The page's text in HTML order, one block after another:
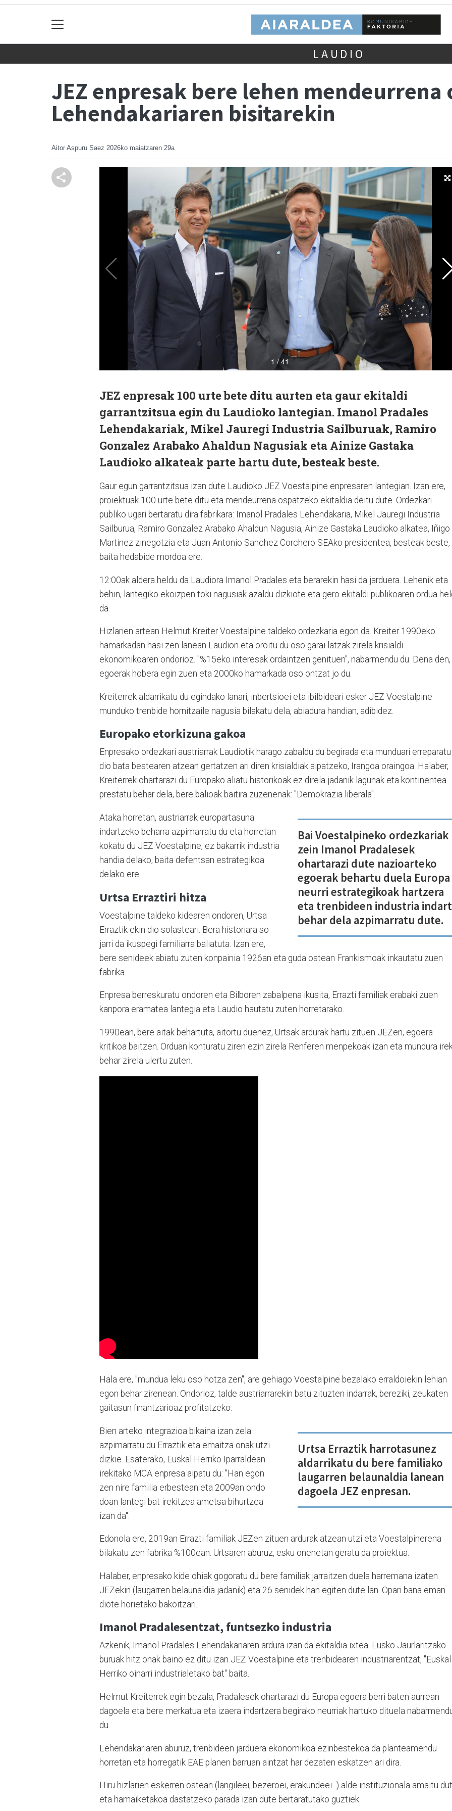
LAUDIO
JEZ enpresak bere lehen mendeurrena
Lehendakariaren bisitarekin
Aitor Aspuru Saez 2026ko maiatzaren 29a
JEZ enpresak 100 urte bete ditu aurten eta gaur ekitaldi
garrantzitsua egin du Laudioko lantegian. Imanol Pradales
Lehendakariak, Mikel Jauregi Industria Sailburuak, Ramiro
Gonzalez Arabako Ahaldun Nagusiak eta Ainize Gastaka
Laudioko alkateak parte hartu dute, besteak beste.
Gaur egun garrantzitsua izan dute Laudioko JEZ Voestalpine enpresaren lantegian. Izan ere,
proiektuak 100 urte bete ditu eta mendeurrena ospatzeko ekitaldia deitu dute. Ordezkari
publiko ugari bertaratu dira fabrikara: Imanol Pradales Lehendakaria, Mikel Jauregi Industria
Sailburua, Ramiro Gonzalez Arabako Ahaldun Nagusia, Ainize Gastaka Laudioko alkatea, Iñigo
Martinez zinegotzia eta Juan Antonio Sanchez Corchero SEAko presidentea, besteak beste,
baita hedabide mordoa ere.
12:00ak aldera heldu da Laudiora Imanol Pradales eta berarekin hasi da jarduera. Lehenik eta
behin, lantegiko ekoizpen toki nagusiak azaldu dizkiote eta gero ekitaldi publikoaren ordua
da.
Hizlarien artean Helmut Kreiter Voestalpine taldeko ordezkaria egon da. Kreiter 1990eko
hamarkadan hasi zen lanean Laudion eta oroitu du oso garai latzak zirela krisialdi
ekonomikoaren ondorioz. "%15eko interesak ordaintzen genituen", nabarmendu du. Dena den,
egoerak hobera egin zuen eta 2000ko hamarkada oso ontzat jo du.
Kreiterrek aldarrikatu du egindako lanari, inbertsioei eta ibilbideari esker JEZ Voestalpine
munduko trenbide hornitzaile nagusia bilakatu dela, abiadura handian, adibidez.
Europako etorkizuna gakoa
Enpresako ordezkari austriarrak Laudiotik harago zabaldu du begirada eta munduari erreparatu
dio bata bestearen atzean gertatzen ari diren krisialdiak aipatzeko, Irangoa oraingoa. Halaber,
Kreiterrek ohartarazi du Europako aliatu historikoak ez direla jadanik lagunak eta kontinentea
prestatu behar dela, bere balioak baitira zuzenenak: "Demokrazia liberala".
Bai Voestalpineko ordezkariak
zein Imanol Pradalesek
ohartarazi dute nazioarteko
egoerak behartu duela Europa
neurri estrategikoak hartzera
eta trenbideen industria
behar dela azpimarratu dute.
Ataka horretan, austriarrak europartasuna
indartzeko beharra azpimarratu du eta horretan
kokatu du JEZ Voestalpine, ez bakarrik industria
handia delako, baita defentsan estrategikoa
delako ere.
Urtsa Erraztiri hitza
Voestalpine taldeko kidearen ondoren, Urtsa
Erraztik ekin dio solasteari. Bera historiara so
jarri da ikuspegi familiarra baliatuta. Izan ere,
bere senideek abiatu zuten konpainia 1926an eta guda ostean Frankismoak inkautatu zuen
fabrika.
Enpresa berreskuratu ondoren eta Bilboren zabalpena ikusita, Errazti familiak erabaki zuen
kanpora eramatea lantegia eta Laudio hautatu zuten horretarako.
1990ean, bere aitak behartuta, aitortu duenez, Urtsak ardurak hartu zituen JEZen, egoera
kritikoa baitzen. Orduan konturatu ziren ezin zirela Renferen menpekoak izan eta mundura
behar zirela ulertu zuten.
Hala ere, "mundua leku oso hotza zen", are gehiago Voestalpine bezalako erraldoiekin lehian
egon behar zirenean. Ondorioz, talde austriarrarekin batu zituzten indarrak, bereziki, zeukaten
gaitasun finantzarioaz profitatzeko.
Urtsa Erraztik harrotasunez
aldarrikatu du bere familiako
laugarren belaunaldia lanean
dagoela JEZ enpresan.
Bien arteko integrazioa bikaina izan zela
azpimarratu du Erraztik eta emaitza onak utzi
dizkie. Esaterako, Euskal Herriko Iparraldean
irekitako MCA enpresa aipatu du: "Han egon
zen nire familia erbestean eta 2009an ondo
doan lantegi bat irekitzea ametsa bihurtzea
izan da".
Edonola ere, 2019an Errazti familiak JEZen zituen ardurak atzean utzi eta Voestalpinerena
bilakatu zen fabrika %100ean. Urtsaren aburuz, esku onenetan geratu da proiektua.
Halaber, enpresako kide ohiak gogoratu du bere familiak jarraitzen duela harremana izaten
JEZekin (laugarren belaunaldia jadanik) eta 26 senidek han egiten dute lan. Opari bana eman
diote horietako bakoitzari.
Imanol Pradalesentzat, funtsezko industria
Azkenik, Imanol Pradales Lehendakariaren ardura izan da ekitaldia ixtea. Eusko Jaurlaritzako
buruak hitz onak baino ez ditu izan JEZ Voestalpine eta trenbidearen industriarentzat, "Euskal
Herriko oinarri industrialetako bat" baita.
Helmut Kreiterrek egin bezala, Pradalesek ohartarazi du Europa egoera berri baten aurrean
dagoela eta bere merkatua eta izaera indartzera begirako neurriak hartuko dituela
du.
Lehendakariaren aburuz, trenbideen jarduera ekonomikoa ezinbestekoa da planteamendu
horretan eta horregatik EAE planen barruan aintzat har dezaten eskatzen ari dira.
Hiru hizlarien eskerren ostean (langileei, bezeroei, erakundeei...) alde instituzionala amaitu
eta hamaiketakoa dastatzeko parada izan dute bertaratutako guztiek.